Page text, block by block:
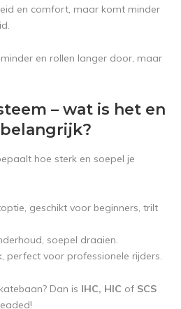
en comfort, maar komt minder
en rollen langer door, maar
– wat is het en
hoe sterk en soepel je
geschikt voor beginners, trilt
soepel draaien.
perfect voor professionele rijders.
Dan is IHC, HIC of SCS